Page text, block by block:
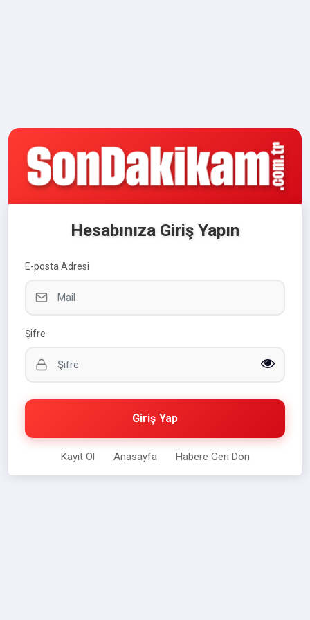
Hesabınıza Giriş Yapın
E-posta Adresi
Şifre
Giriş Yap
Kayıt Ol Anasayfa Habere Geri Dön